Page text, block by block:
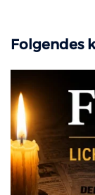
Folgendes